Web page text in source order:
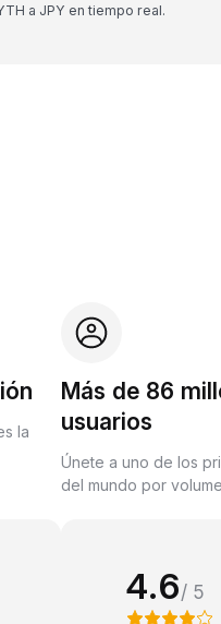
a JPY en tiempo real.
la
Más de 86
usuarios
Únete a uno de los
del mundo por
4.6/ 5